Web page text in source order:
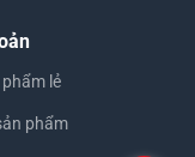
lẻ
phẩm